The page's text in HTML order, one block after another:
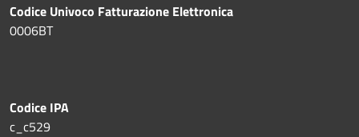
Codice Univoco Fatturazione Elettronica
0006BT
Codice IPA
c_c529